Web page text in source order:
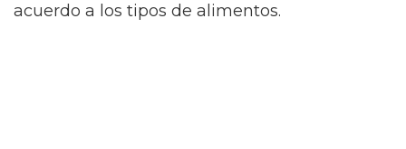
acuerdo a los tipos de alimentos.